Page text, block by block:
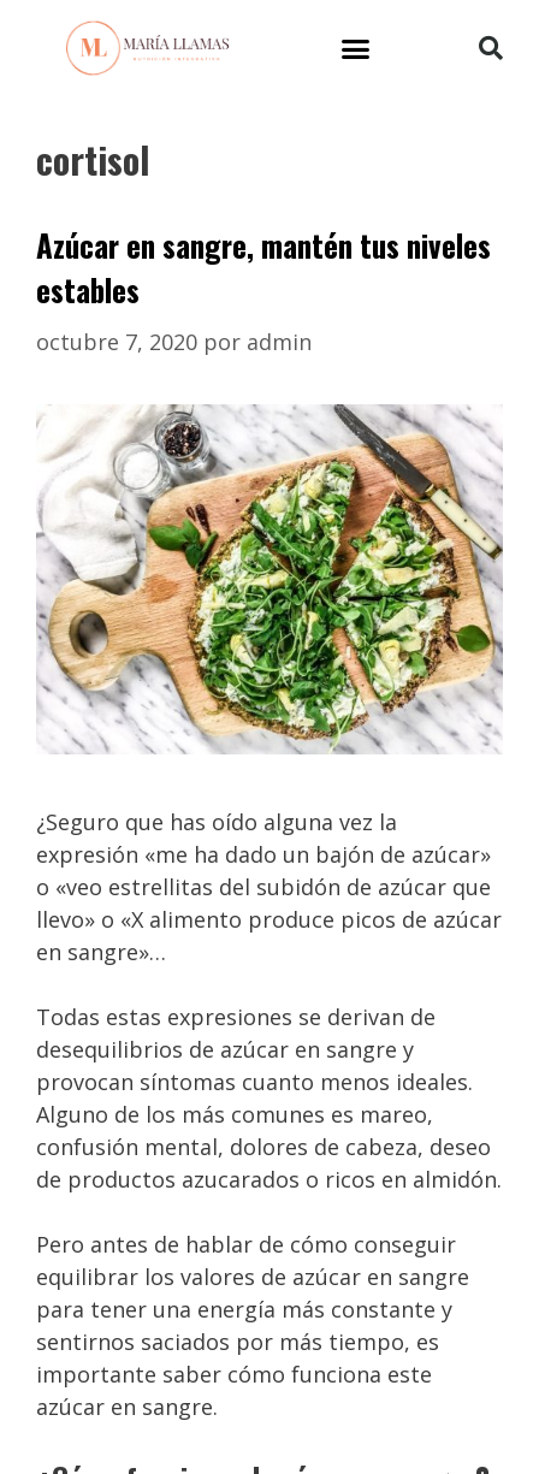
cortisol
Azúcar en sangre, mantén tus niveles
estables
octubre 7, 2020 por admin
¿Seguro que has oído alguna vez la
expresión «me ha dado un bajón de azúcar»
o «veo estrellitas del subidón de azúcar que
llevo» o «X alimento produce picos de azúcar
en sangre»…
Todas estas expresiones se derivan de
desequilibrios de azúcar en sangre y
provocan síntomas cuanto menos ideales.
Alguno de los más comunes es mareo,
confusión mental, dolores de cabeza, deseo
de productos azucarados o ricos en almidón.
Pero antes de hablar de cómo conseguir
equilibrar los valores de azúcar en sangre
para tener una energía más constante y
sentirnos saciados por más tiempo, es
importante saber cómo funciona este
azúcar en sangre.